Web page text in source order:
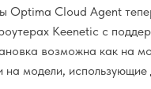
Optima Cloud Agent
Keenetic с
возможна как на
на модели, использующие